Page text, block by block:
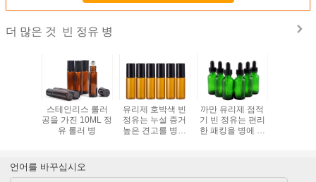
더 많은 것 빈 정유 병
스테인리스 롤러
공을 가진 10ML 정
유 롤러 병
유리제 호박색 빈
정유는 누설 증거
높은 견고를 병에
까만 유리제 점적
기 빈 정유는 편리
한 패킹을 병에 넣
언어를 바꾸십시오